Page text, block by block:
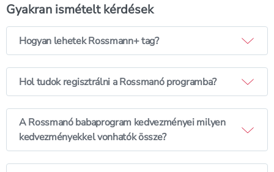
Gyakran ismételt kérdések
Hogyan lehetek Rossmann+ tag?
aRossmann mobilappotés regisztrálj virtuális
kártyát, vagy látogass el a
shop.rossmann.hu/rossmann-pluszoldalra, így
könnyedén, egy perc alatt elvégezheted
regisztrációdat.
Hol tudok regisztrálni a Rossmanó programba?
adatait, vagy ha már van regisztrációd, fiókodba
belépve a Rossmann+ menüpontban add hozzá
kedvezmények egyből elérhetőek lesznek számodra!
A Rossmanó babaprogram kedvezményei milyen
kedvezményekkel vonhatók össze?